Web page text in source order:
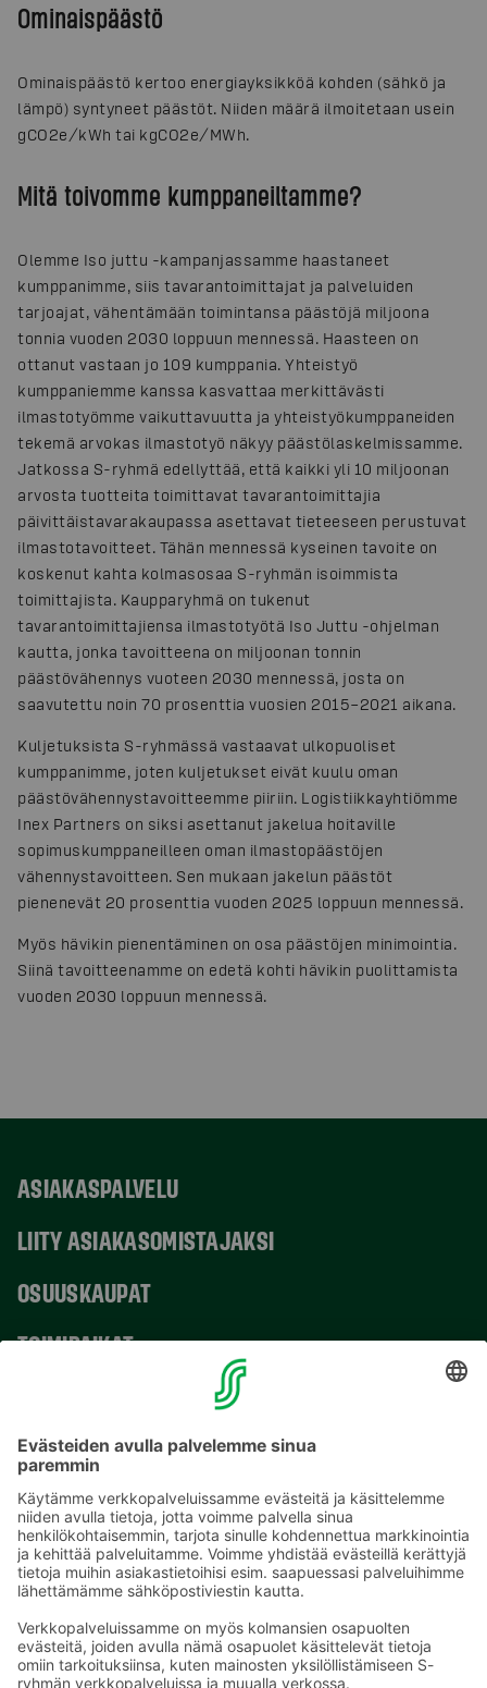
Ominaispäästö
Ominaispäästö kertoo energiayksikköä kohden (sähkö ja
lämpö) syntyneet päästöt. Niiden määrä ilmoitetaan usein
gCO2e/kWh tai kgCO2e/MWh.
Mitä toivomme kumppaneiltamme?
Olemme Iso juttu -kampanjassamme haastaneet
kumppanimme, siis tavarantoimittajat ja palveluiden
tarjoajat, vähentämään toimintansa päästöjä miljoona
tonnia vuoden 2030 loppuun mennessä. Haasteen on
ottanut vastaan jo 109 kumppania. Yhteistyö
kumppaniemme kanssa kasvattaa merkittävästi
ilmastotyömme vaikuttavuutta ja yhteistyökumppaneiden
tekemä arvokas ilmastotyö näkyy päästölaskelmissamme.
Jatkossa S-ryhmä edellyttää, että kaikki yli 10 miljoonan
arvosta tuotteita toimittavat tavarantoimittajia
päivittäistavarakaupassa asettavat tieteeseen perustuvat
ilmastotavoitteet. Tähän mennessä kyseinen tavoite on
koskenut kahta kolmasosaa S-ryhmän isoimmista
toimittajista. Kaupparyhmä on tukenut
tavarantoimittajiensa ilmastotyötä Iso Juttu -ohjelman
kautta, jonka tavoitteena on miljoonan tonnin
päästövähennys vuoteen 2030 mennessä, josta on
saavutettu noin 70 prosenttia vuosien 2015–2021 aikana.
Kuljetuksista S-ryhmässä vastaavat ulkopuoliset
kumppanimme, joten kuljetukset eivät kuulu oman
päästövähennystavoitteemme piiriin. Logistiikkayhtiömme
Inex Partners on siksi asettanut jakelua hoitaville
sopimuskumppaneilleen oman ilmastopäästöjen
vähennystavoitteen. Sen mukaan jakelun päästöt
pienenevät 20 prosenttia vuoden 2025 loppuun mennessä.
Myös hävikin pienentäminen on osa päästöjen minimointia.
Siinä tavoitteenamme on edetä kohti hävikin puolittamista
vuoden 2030 loppuun mennessä.
ASIAKASPALVELU
LIITY ASIAKASOMISTAJAKSI
OSUUSKAUPAT
TOIMIPAIKAT
Sähköpostiosoitteet S-ryhmässä ovat muotoa
etunimi.sukunimi@sok.fi
Seuraa meitä: